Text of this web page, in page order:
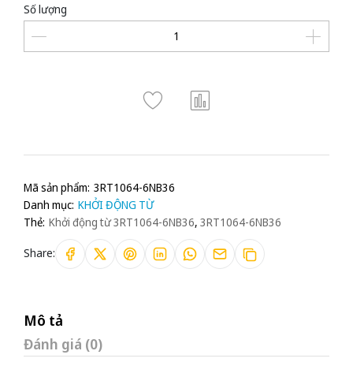
Số lượng
Mã sản phẩm: 3RT1064-6NB36
Danh mục: KHỞI ĐỘNG TỪ
Thẻ: Khởi động từ 3RT1064-6NB36, 3RT1064-6NB36
Share:
Mô tả
Đánh giá (0)